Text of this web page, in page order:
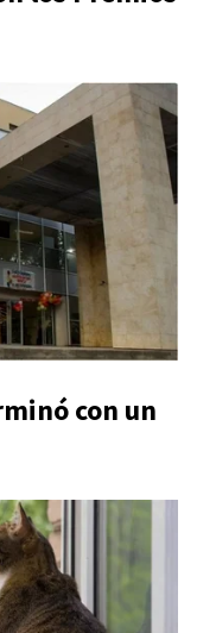
con un